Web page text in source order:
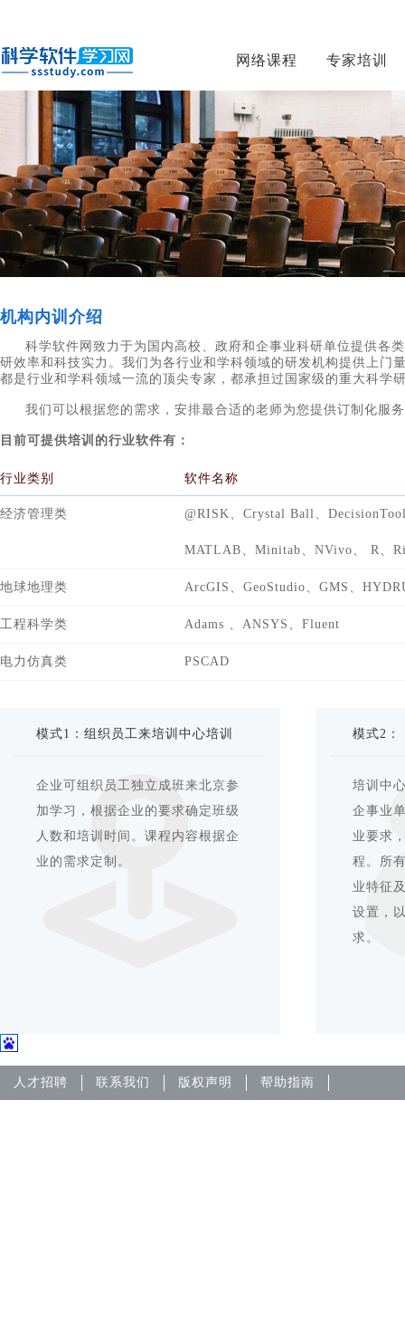
网络课程 专家培训
机构内训介绍
科学软件网致力于为国内高校、政府和企事业科研单位提供各
研效率和科技实力。我们为各行业和学科领域的研发机构提供上门
都是行业和学科领域一流的顶尖专家，都承担过国家级的重大科学
我们可以根据您的需求，安排最合适的老师为您提供订制化服
目前可提供培训的行业软件有：
行业类别 软件名称
经济管理类 @RISK、Crystal Ball、
MATLAB、Minitab、NVivo、 R、
地球地理类 ArcGIS、GeoStudio、GMS、
工程科学类 Adams 、ANSYS、Fluent
电力仿真类 PSCAD
模式1：组织员工来培训中心培训
企业可组织员工独立成班来北京参
加学习，根据企业的要求确定班级
人数和培训时间。课程内容根据企
业的需求定制。
模式2：
培训中
企事业
业要求
程。所
业特征
设置，
求。